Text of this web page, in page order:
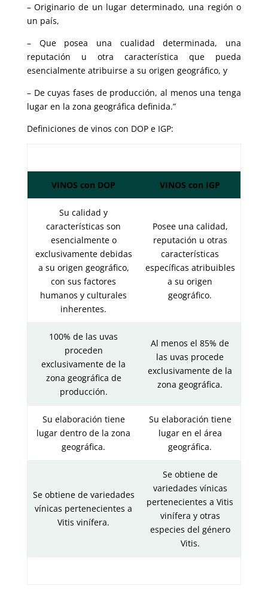
– Originario de un lugar determinado, una región o
un país,
– Que posea una cualidad determinada, una
reputación u otra característica que pueda
esencialmente atribuirse a su origen geográfico, y
– De cuyas fases de producción, al menos una tenga
lugar en la zona geográfica definida.”
Definiciones de vinos con DOP e IGP:
VINOS con DOP VINOS con IGP
Su calidad y
características son
esencialmente o
exclusivamente debidas
a su origen geográfico,
con sus factores
humanos y culturales
inherentes.
Posee una calidad,
reputación u otras
características
específicas atribuibles
a su origen
geográfico.
100% de las uvas
proceden
exclusivamente de la
zona geográfica de
producción.
Al menos el 85% de
las uvas procede
exclusivamente de la
zona geográfica.
Su elaboración tiene
lugar dentro de la zona
geográfica.
Su elaboración tiene
lugar en el área
geográfica.
Se obtiene de variedades
vínicas pertenecientes a
Vitis vinífera.
Se obtiene de
variedades vínicas
pertenecientes a Vitis
vinífera y otras
especies del género
Vitis.